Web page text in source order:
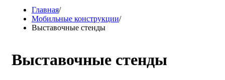
Главная/
Мобильные конструкции/
Выставочные стенды
Выставочные стенды